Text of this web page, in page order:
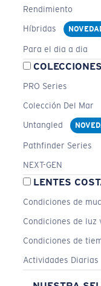
Rendimiento
Híbridas
Para el dia a dia
COLECCIONES
PRO Series
Colección Del Mar
Untangled
Pathfinder Series
NEXT-GEN
LENTES
Condiciones de
Condiciones de luz
Condiciones de
Actividades Diarias